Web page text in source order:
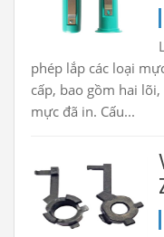
phép lắp các loại
cấp, bao gồm hai
mực đã in. Cấu...